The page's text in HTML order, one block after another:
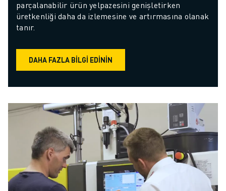
parçalanabilir ürün yelpazesini genişletirken
üretkenliği daha da izlemesine ve artırmasına olanak
tanır.
DAHA FAZLA BILGI EDININ